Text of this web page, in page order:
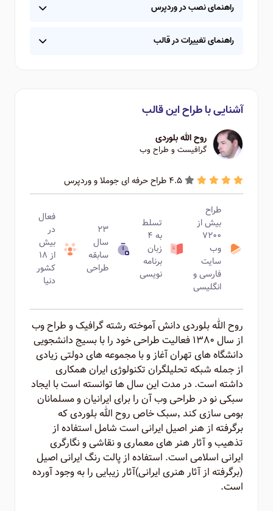
راهنمای نصب در وردپرس
راهنمای تغییرات در قالب
آشنایی با طراح این قالب
روح الله بلوردی
گرافیست و طراح وب
4.5 طراح حرفه ای جوملا و وردپرس
طراح
بیش از
۷۲۰۰
وب
سایت
فارسی و
انگلیسی
تسلط
به ۴
زبان
برنامه
نویسی
۲۳
سال
سابقه
طراحی
فعال
در
بیش
از ۱۸
کشور
دنیا
روح الله بلوردی دانش آموخته رشته گرافیک و طراح وب
از سال ۱۳۸۰ فعالیت طراحی خود را با بسیج دانشجویی
دانشگاه های تهران آغاز و با مجموعه های دولتی زیادی
از جمله شبکه تحلیلگران تکنولوژی ایران همکاری
داشته است. در مدت این سال ها توانسته است با ایجاد
سبکی نو در طراحی وب آن را برای ایرانیان و مسلمانان
بومی سازی کند ٬‌سبک خاص روح الله بلوردی که
برگرفته از هنر اصیل ایرانی است شامل استفاده از
تذهیب و آثار هنر های معماری و نقاشی و نگارگری
ایرانی اسلامی است. استفاده از پالت رنگ ایرانی اصیل
(برگرفته از آثار هنری ایرانی)‌آثار زیبایی را به وجود آورده
است.